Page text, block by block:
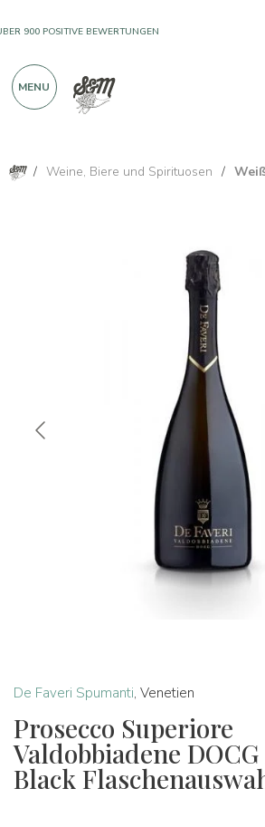
/ Weine, Biere und Spirituosen /
De Faveri Spumanti, Venetien
Prosecco Superiore
Valdobbiadene
Black
900 POSITIVE BEWERTUNGEN
MENU